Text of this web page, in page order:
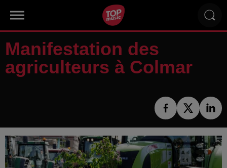
Manifestation des
agriculteurs à Colmar